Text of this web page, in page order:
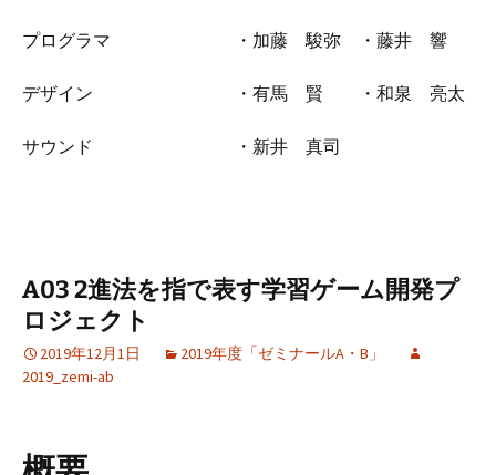
プログラマ ・加藤 駿弥 ・藤井 響
デザイン ・有馬 賢 ・和泉 亮太
サウンド ・新井 真司
A03 2進法を指で表す学習ゲーム開発プ
ロジェクト
2019年12月1日
2019年度「ゼミナールA・B」
2019_zemi-ab